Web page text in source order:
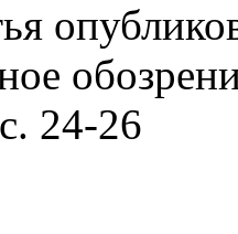
24-26